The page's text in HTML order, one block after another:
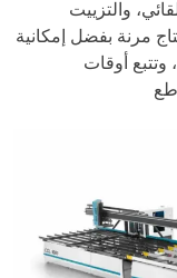
والتزييت
مرنة بفضل إمكانية
أوقات